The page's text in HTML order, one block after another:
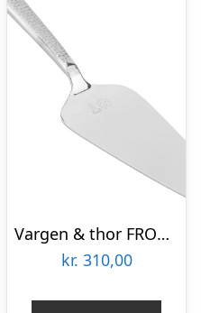
Vargen & thor FROST kagespade, Gråfot
kr. 310,00